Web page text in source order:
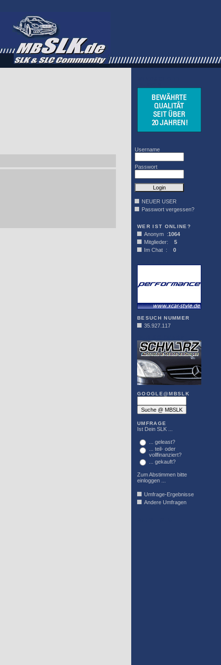
Username
Passwort
NEUER USER
Passwort vergessen?
WER IST ONLINE?
Anonym :1064
Mitglieder: 5
Im Chat : 0
BESUCH NUMMER
35.927.117
GOOGLE@MBSLK
UMFRAGE
Ist Dein SLK ...
... geleast?
... teil- oder
vollfinanziert?
... gekauft?
Zum Abstimmen bitte
einloggen ...
Umfrage-Ergebnisse
Andere Umfragen